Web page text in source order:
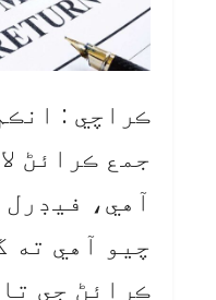
ڪراچي :
جمع ڪرائڻ
آهي،
چيو آهي ته
ڪرائڻ جي